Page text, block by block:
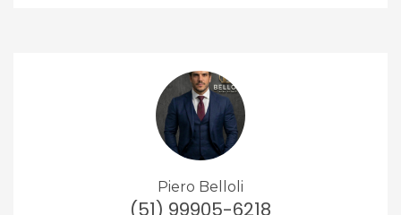
Piero Belloli
(51) 99905-6218